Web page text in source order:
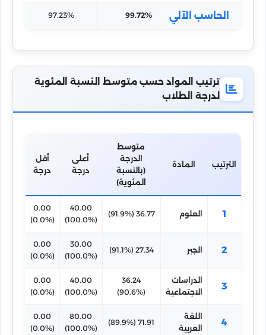
الحاسب الآلي 99.72%
97.23%
ترتيب المواد حسب متوسط النسبة المئوية
لدرجة الطلاب
الترتيب المادة
متوسط
الدرجة
(بالنسبة
المئوية)
أعلى
درجة
أقل
درجة
1 العلوم 36.77 (91.9%)
40.00
(100.0%)
0.00
(0.0%)
2 الجبر 27.34 (91.1%)
30.00
(100.0%)
0.00
(0.0%)
3
الدراسات
الاجتماعية
36.24
(90.6%)
40.00
(100.0%)
0.00
(0.0%)
4
اللغة
العربية
71.91 (89.9%)
80.00
(100.0%)
0.00
(0.0%)